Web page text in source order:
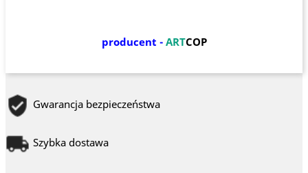
producent - ARTCOP
Gwarancja bezpieczeństwa
Szybka dostawa